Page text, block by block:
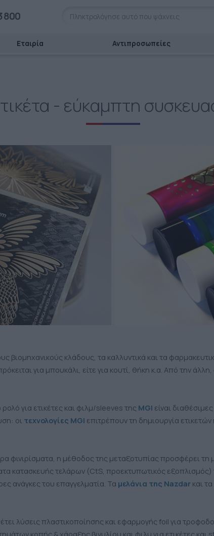
800
Εταιρία Αντιπροσωπείες
- εύκαμπτη
κλάδους, τα καλλυντικά και τα
για μπουκάλι, είτε για κουτί, θήκη κ.α. Από την
για ετικέτες και φιλμ/sleeves της MGI είναι
οι τεχνολογίες MGI επιτρέπουν τη δημιουργία
φινιρίσματα, η μέθοδος της μεταξοτυπίας προσφέρει τη
κατασκευής τελάρων (CtS, προεκτυπωτικός εξοπλισμός)
ανάγκες του επαγγελματία. Τα μελάνια της Nazdarκαι
λύσεις πλαστικοποίησης και εφαρμογής foil για